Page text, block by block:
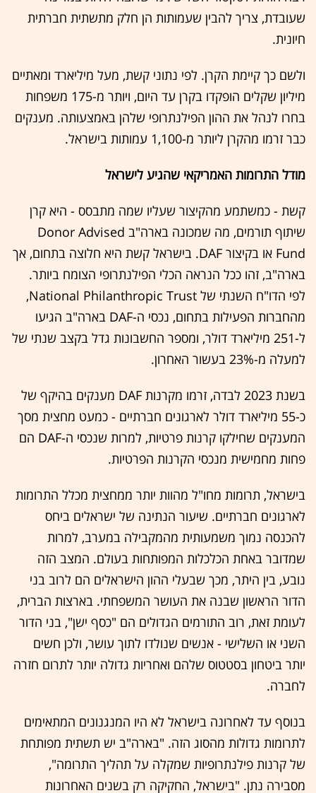
שעובדת, צריך להבין שעמותות הן חלק מתשתית חברתית
חיונית.
ולשם כך קיימת הקרן. לפי נתוני קשת, מעל מיליארד ומאתיים
מיליון שקלים הופקדו בקרן עד היום, ויותר מ-175 משפחות
בחרו לנהל את ההון הפילנתרופי שלהן באמצעותה. מענקים
כבר זרמו מהקרן ליותר מ-1,100 עמותות בישראל.
מודל התרומות האמריקאי שהגיע לישראל
קשת - כמשתמע מהקיצור שעליו שמה מתבסס - היא קרן
שיתוף תורמים, מה שמכונה בארה"ב Donor Advised
Fund או בקיצור DAF. בישראל קשת היא חלוצה בתחום, אך
בארה"ב, זהו ככל הנראה הכלי הפילנתרופי הצומח ביותר.
לפי הדו"ח השנתי של National Philanthropic Trust,
מהחברות הפעילות בתחום, נכסי ה-DAF בארה"ב הגיעו
ל-251 מיליארד דולר, ומספר החשבונות גדל בקצב שנתי של
למעלה מ-23% בעשור האחרון.
בשנת 2023 לבדה, זרמו מקרנות DAF מענקים בהיקף של
כ-55 מיליארד דולר לארגונים חברתיים - כמעט מחצית מסך
המענקים שחילקו קרנות פרטיות, למרות שנכסי ה-DAF הם
פחות מחמישית מנכסי הקרנות הפרטיות.
בישראל, תרומות מחו"ל מהוות יותר ממחצית מכלל התרומות
לארגונים חברתיים. שיעור הנתינה של ישראלים ביחס
להכנסה נמוך משמעותית מהמקבילה במערב, למרות
שמדובר באחת הכלכלות המפותחות בעולם. המצב הזה
נובע, בין היתר, מכך שבעלי ההון הישראלים הם לרוב בני
הדור הראשון שבנה את העושר המשפחתי. בארצות הברית,
לעומת זאת, רוב התורמים הגדולים הם "כסף ישן", בני הדור
השני או השלישי - אנשים שנולדו לתוך עושר, ולכן חשים
יותר ביטחון בסטטוס שלהם ואחריות גדולה יותר לתרום חזרה
לחברה.
בנוסף עד לאחרונה בישראל לא היו המנגנונים המתאימים
לתרומות גדולות מהסוג הזה. "בארה"ב יש תשתית מפותחת
של קרנות פילנתרופיות שמקלה על תהליך התרומה",
מסבירה נתן. "בישראל, החקיקה רק בשנים האחרונות